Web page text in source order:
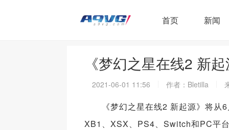
首页 新闻
《梦幻之星在线2 新
2021-06-01 11:56 作者：Bletilla
《梦幻之星在线2 新起源》将从6
XB1、XSX、PS4、Switch和PC平